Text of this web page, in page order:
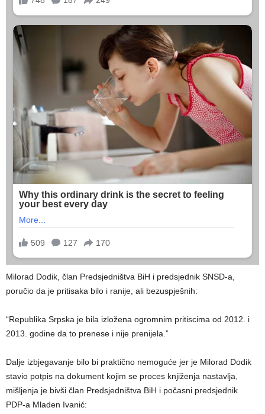
Milorad Dodik, član Predsjedništva BiH i predsjednik SNSD-a,
poručio da je pritisaka bilo i ranije, ali bezuspješnih:
“Republika Srpska je bila izložena ogromnim pritiscima od 2012. i
2013. godine da to prenese i nije prenijela.”
Dalje izbjegavanje bilo bi praktično nemoguće jer je Milorad Dodik
stavio potpis na dokument kojim se proces knjiženja nastavlja,
mišljenja je bivši član Predsjedništva BiH i počasni predsjednik
PDP-a Mladen Ivanić: